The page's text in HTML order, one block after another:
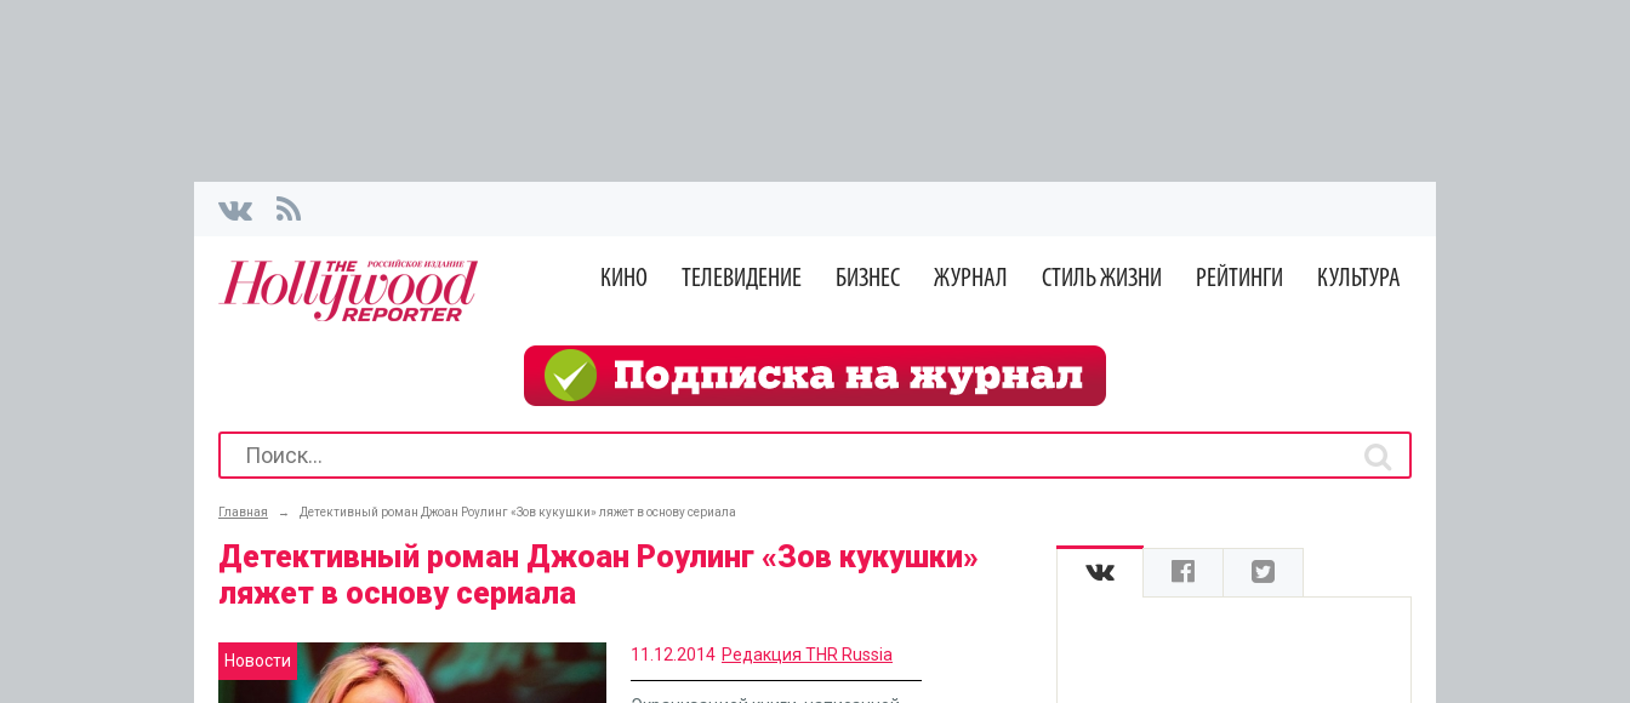
КИНО ТЕЛЕВИДЕНИЕ БИЗНЕС ЖУРНАЛ СТИЛЬ ЖИЗНИ РЕЙТИНГИ КУЛЬТУРА
Главная → Детективный роман Джоан Роулинг «Зов кукушки» ляжет в основу сериала
Детективный роман Джоан Роулинг «Зов кукушки»
ляжет в основу сериала
Новости 11.12.2014 Редакция THR Russia